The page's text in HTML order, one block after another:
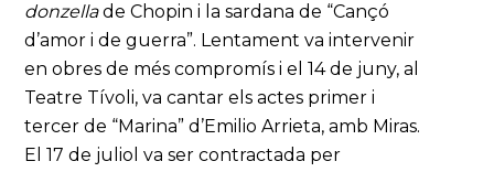
donzellade Chopin i la sardana de “Cançó
d’amor i de guerra”. Lentament va intervenir
en obres de més compromís i el 14 de juny, al
Teatre Tívoli, va cantar els actes primer i
tercer de “Marina” d’Emilio Arrieta, amb Miras.
El 17 de juliol va ser contractada per